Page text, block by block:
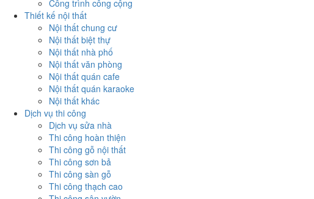
Công trình công cộng
Thiết kế nội thất
Nội thất chung cư
Nội thất biệt thự
Nội thất nhà phố
Nội thất văn phòng
Nội thất quán cafe
Nội thất quán karaoke
Nội thất khác
Dịch vụ thi công
Dịch vụ sửa nhà
Thi công hoàn thiện
Thi công gỗ nội thất
Thi công sơn bả
Thi công sàn gỗ
Thi công thạch cao